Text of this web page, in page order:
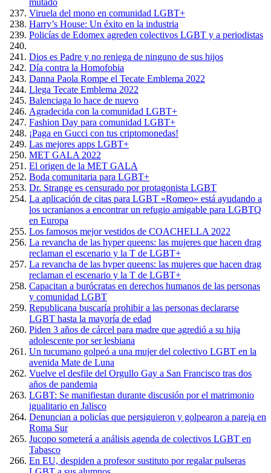
mutado
Viruela del mono en comunidad LGBT+
Harry’s House: Un éxito en la industria
Policías de Edomex agreden colectivos LGBT y a periodistas
Dios es Padre y no reniega de ninguno de sus hijos
Día contra la Homofobia
Danna Paola Rompe el Tecate Emblema 2022
Llega Tecate Emblema 2022
Balenciaga lo hace de nuevo
Agradecida con la comunidad LGBT+
Fashion Day para comunidad LGBT+
¡Paga en Gucci con tus criptomonedas!
Las mejores apps LGBT+
MET GALA 2022
El origen de la MET GALA
Boda comunitaria para LGBT+
Dr. Strange es censurado por protagonista LGBT
La aplicación de citas para LGBT «Romeo» está ayudando a
los ucranianos a encontrar un refugio amigable para LGBTQ
en Europa
Los famosos mejor vestidos de COACHELLA 2022
La revancha de las hyper queens: las mujeres que hacen drag
reclaman el escenario y la T de LGBT+
La revancha de las hyper queens: las mujeres que hacen drag
reclaman el escenario y la T de LGBT+
Capacitan a burócratas en derechos humanos de las personas
y comunidad LGBT
Republicana buscaría prohibir a las personas declararse
LGBT hasta la mayoría de edad
Piden 3 años de cárcel para madre que agredió a su hija
adolescente por ser lesbiana
Un tucumano golpeó a una mujer del colectivo LGBT en la
avenida Mate de Luna
Vuelve el desfile del Orgullo Gay a San Francisco tras dos
años de pandemia
LGBT: Se manifiestan durante discusión por el matrimonio
igualitario en Jalisco
Denuncian a policías que persiguieron y golpearon a pareja en
Roma Sur
Jucopo someterá a análisis agenda de colectivos LGBT en
Tabasco
En EU, despiden a profesor sustituto por regalar pulseras